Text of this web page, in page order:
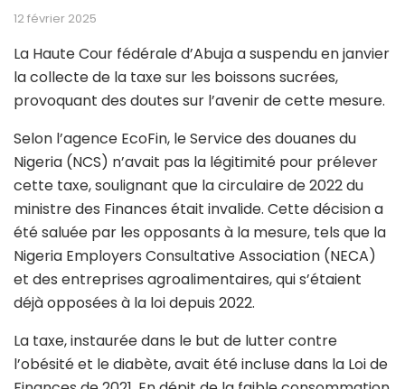
12 février 2025
La Haute Cour fédérale d’Abuja a suspendu en janvier
la collecte de la taxe sur les boissons sucrées,
provoquant des doutes sur l’avenir de cette mesure.
Selon l’agence EcoFin, le Service des douanes du
Nigeria (NCS) n’avait pas la légitimité pour prélever
cette taxe, soulignant que la circulaire de 2022 du
ministre des Finances était invalide. Cette décision a
été saluée par les opposants à la mesure, tels que la
Nigeria Employers Consultative Association (NECA)
et des entreprises agroalimentaires, qui s’étaient
déjà opposées à la loi depuis 2022.
La taxe, instaurée dans le but de lutter contre
l’obésité et le diabète, avait été incluse dans la Loi de